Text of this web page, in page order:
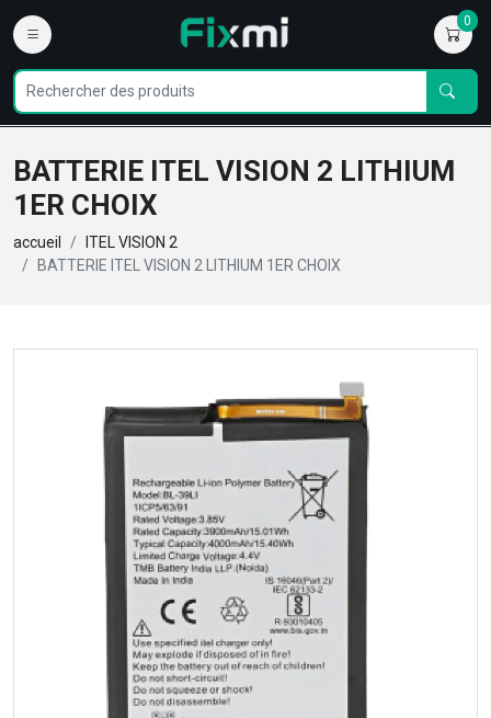
0
BATTERIE ITEL VISION 2 LITHIUM
1ER CHOIX
accueil
ITEL VISION 2
BATTERIE ITEL VISION 2 LITHIUM 1ER CHOIX